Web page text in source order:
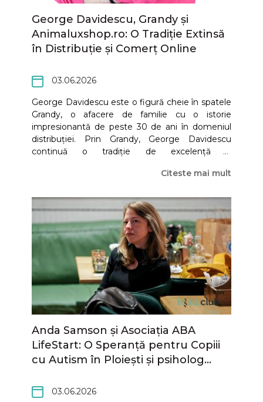
George Davidescu, Grandy și
Animaluxshop.ro: O Tradiție Extinsă
în Distribuție și Comerț Online
03.06.2026
George Davidescu este o figură cheie în spatele
Grandy, o afacere de familie cu o istorie
impresionantă de peste 30 de ani în domeniul
distribuției. Prin Grandy, George Davidescu
continuă o tradiție de excelență și
produse de larg consum către piața din Ploiești
afacerii și în mediul online, prin magazinul
Animaluxshop.ro, specializat în furaje și hrană
pentru animale de curte și de fermă. Această
longevitate și adaptabilitate pe piață sunt o
dovadă a angajamentului față de calitate și a
viziunii antreprenoriale.
Citeste mai mult
Anda Samson și Asociația ABA
LifeStart: O Speranță pentru Copiii
cu Autism în Ploiești și psiholog
online.03.06.2026